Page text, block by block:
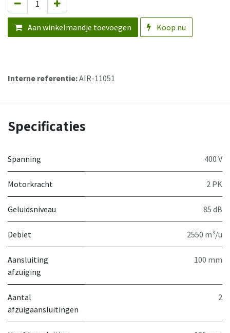
Aan winkelmandje toevoegen Koop nu
Interne referentie:AIR-11051
Specificaties
Spanning 400 V
Motorkracht 2 PK
Geluidsniveau 85 dB
Debiet 2550 m³/u
Aansluiting
afzuiging
100 mm
Aantal
afzuigaansluitingen
2